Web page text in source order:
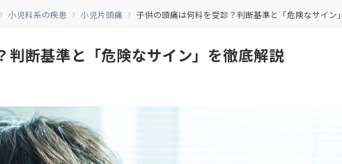
小児科系の疾患 小児片頭痛 子供の頭痛は何科を受診？判断基準と「危険なサイン
判断基準と「危険なサイン」を徹底解説